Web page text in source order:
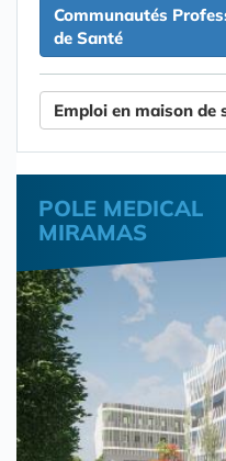
Communautés
de Santé
Emploi en maison de
POLE MEDICAL
MIRAMAS